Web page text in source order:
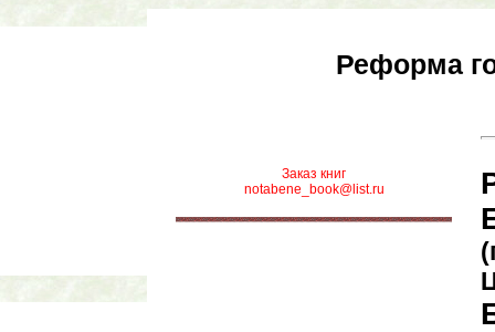
Реформа
Заказ книг
notabene_book@list.ru